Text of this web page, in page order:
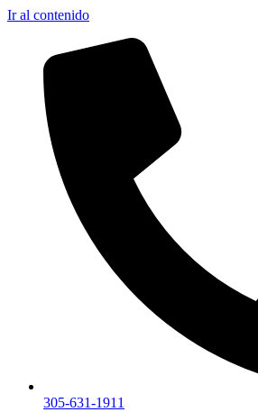
Ir al contenido
305-631-1911